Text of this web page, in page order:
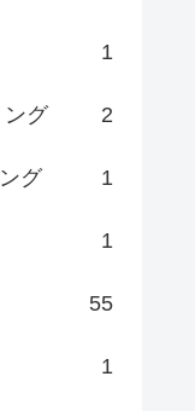
1
ング 2
グ 1
1
55
1